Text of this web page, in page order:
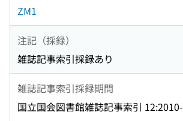
ZM1
注記（採録）
雑誌記事索引採録あり
雑誌記事索引採録期間
国立国会図書館雑誌記事索引 12:2010-